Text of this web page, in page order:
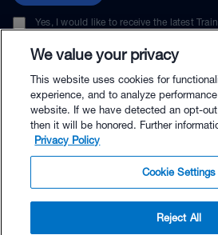
Yes, I would like to receive the latest
unsubscribe at any time.
© TrainingPeaks, LLC
We value your privacy
This website uses cookies for
experience, and to analyze
website. If we have detected an opt-out
then it will be honored. Further
Privacy Policy
Cookie Settings
Reject All